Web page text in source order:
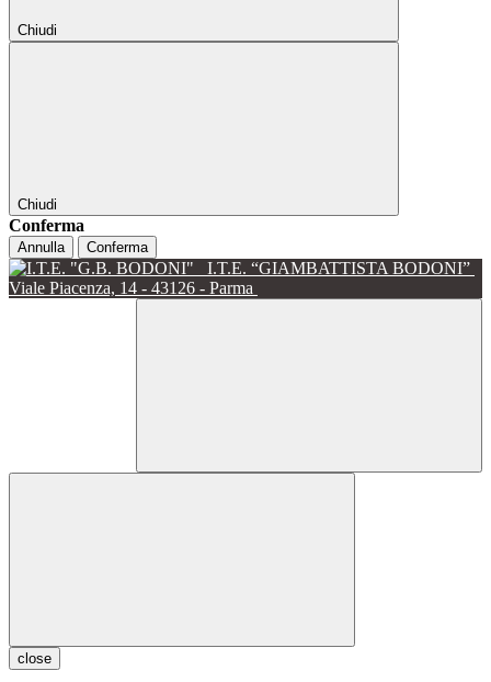
Chiudi
Chiudi
Conferma
Annulla Conferma
I.T.E. “GIAMBATTISTA BODONI”
Viale Piacenza, 14 - 43126 - Parma
close